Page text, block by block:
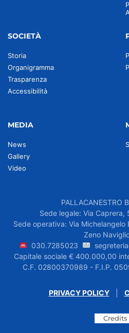
SOCIETÀ
Storia
Organigramma
Trasparenza
Accessibilità
MEDIA
News
Gallery
Video
PALLACANESTRO
Sede legale: Via Caprera,
Sede operativa: Via
Zeno
030.7285023
Capitale sociale € 400.000,00
C.F. 02800370989 - F.I.P.
PRIVACY POLICY|
Credits